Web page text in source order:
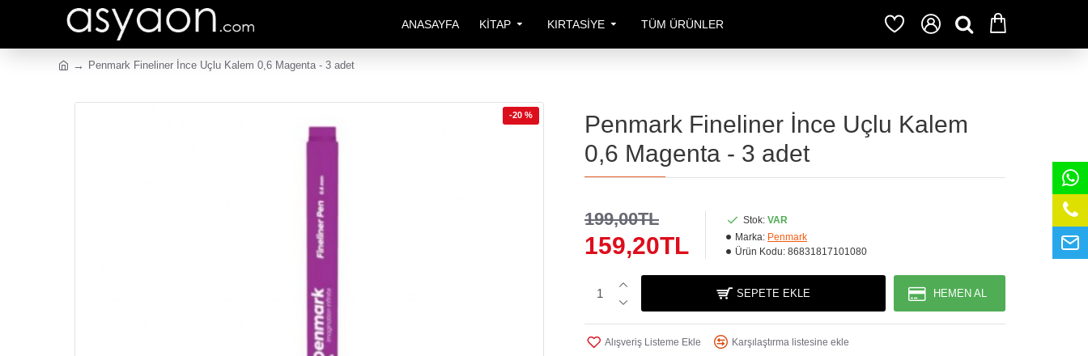
ANASAYFA KITAP KIRTASIYE TÜM ÜRÜNLER
Penmark Fineliner İnce Uçlu Kalem 0,6 Magenta - 3 adet
-20 %
Penmark Fineliner İnce Uçlu Kalem
0,6 Magenta - 3 adet
159,20TL
199,00TL Stok: VAR
Marka: Penmark
Ürün Kodu: 86831817101080
SEPETE EKLE HEMEN AL
Alışveriş Listeme Ekle Karşılaştırma listesine ekle